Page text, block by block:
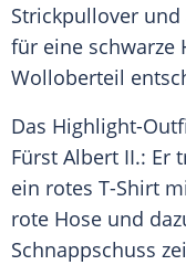
Strickpullover
für eine schwarze
Wolloberteil
Das Highlight-
Fürst Albert II.: Er
ein rotes T-Shirt
rote Hose und
Schnappschuss